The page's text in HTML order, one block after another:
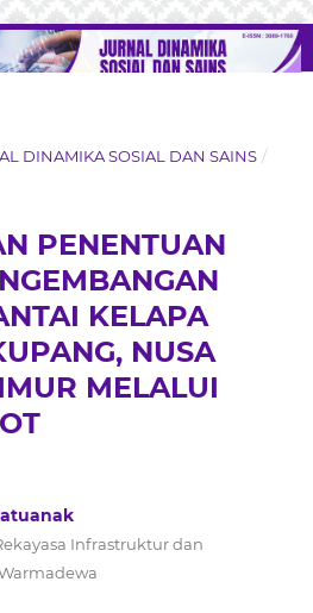
DINAMIKA SOSIAL DAN SAINS /
PENENTUAN
KELAPA
NUSA
MELALUI
Infrastruktur dan